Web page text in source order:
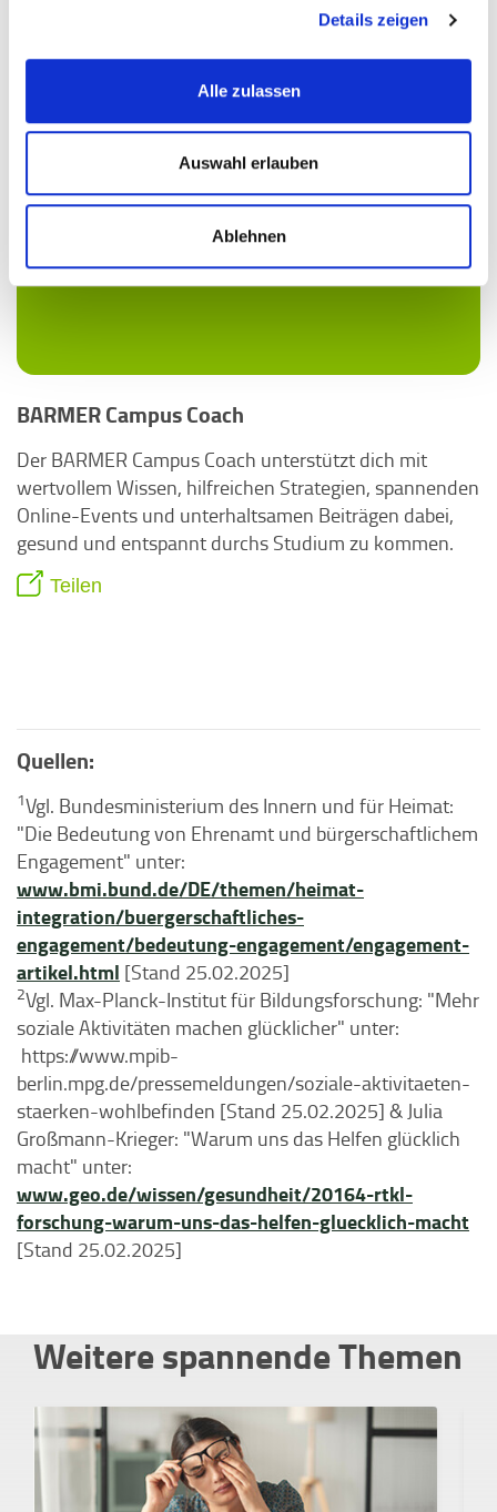
Details zeigen
Alle zulassen
Auswahl erlauben
Ablehnen
BARMER Campus Coach
Der BARMER Campus Coach unterstützt dich mit
wertvollem Wissen, hilfreichen Strategien, spannenden
Online-Events und unterhaltsamen Beiträgen dabei,
gesund und entspannt durchs Studium zu kommen.
Teilen
Quellen:
1Vgl. Bundesministerium des Innern und für Heimat:
"Die Bedeutung von Ehrenamt und bürgerschaftlichem
Engagement" unter:
www.bmi.bund.de/DE/themen/heimat-
integration/buergerschaftliches-
engagement/bedeutung-engagement/engagement-
artikel.html [Stand 25.02.2025]
2Vgl. Max-Planck-Institut für Bildungsforschung: "Mehr
soziale Aktivitäten machen glücklicher" unter:
https://www.mpib-
berlin.mpg.de/pressemeldungen/soziale-aktivitaeten-
staerken-wohlbefinden [Stand 25.02.2025] & Julia
Großmann-Krieger: "Warum uns das Helfen glücklich
macht" unter:
www.geo.de/wissen/gesundheit/20164-rtkl-
forschung-warum-uns-das-helfen-gluecklich-macht
[Stand 25.02.2025]
Weitere spannende Themen